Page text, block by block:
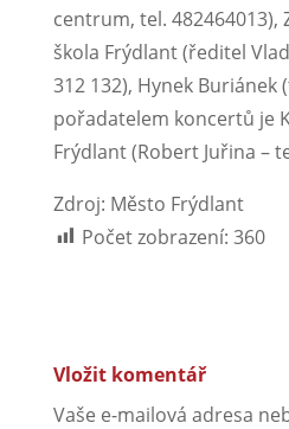
centrum, tel. 482464013),
škola Frýdlant (ředitel
312 132), Hynek Buriánek
pořadatelem koncertů je
Frýdlant (Robert Juřina –
Zdroj: Město Frýdlant
Počet zobrazení: 360
Vložit komentář
Vaše e-mailová adresa